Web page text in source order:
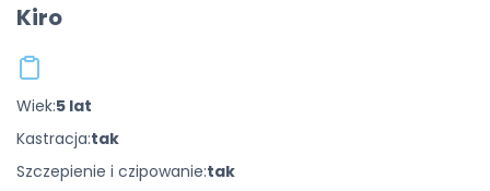
Kiro
Wiek:5 lat
Kastracja:tak
Szczepienie i czipowanie:tak